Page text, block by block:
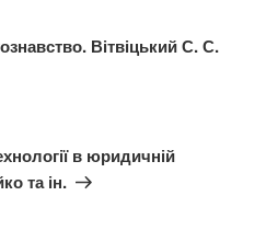
Вітвіцький С. С.
в юридичній
та ін.